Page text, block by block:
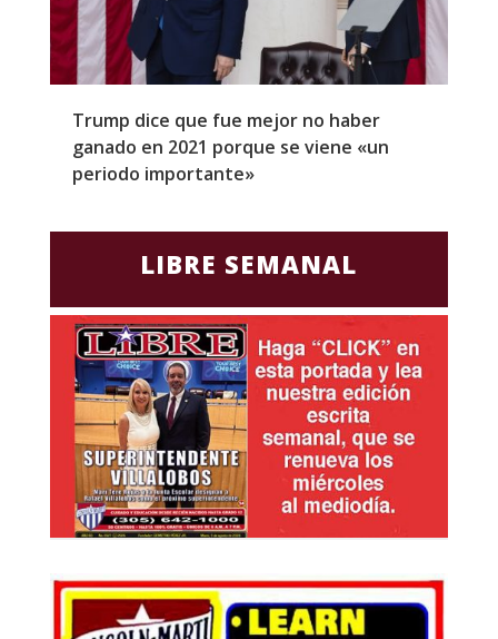
Trump dice que fue mejor no haber
ganado en 2021 porque se viene «un
periodo importante»
LIBRE SEMANAL